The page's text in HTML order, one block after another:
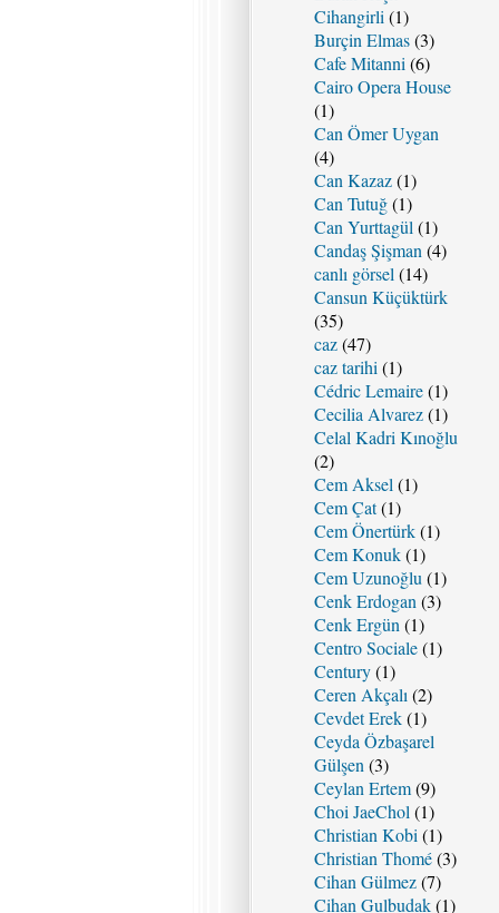
Cihangirli (1)
Burçin Elmas(3)
Cafe Mitanni (6)
Cairo Opera House
(1)
Can Ömer Uygan
(4)
Can Kazaz(1)
Can Tutuğ(1)
Can Yurttagül (1)
Candaş Şişman (4)
canlı görsel (14)
Cansun Küçüktürk
(35)
caz(47)
caz tarihi (1)
Cédric Lemaire(1)
Cecilia Alvarez(1)
Celal Kadri Kınoğlu
(2)
Cem Aksel (1)
Cem Çat(1)
Cem Önertürk(1)
Cem Konuk(1)
Cem Uzunoğlu (1)
Cenk Erdogan (3)
Cenk Ergün (1)
Centro Sociale(1)
Century(1)
Ceren Akçalı (2)
Cevdet Erek(1)
Ceyda Özbaşarel
Gülşen (3)
Ceylan Ertem(9)
Choi JaeChol (1)
Christian Kobi (1)
Christian Thomé(3)
Cihan Gülmez(7)
Cihan Gulbudak(1)